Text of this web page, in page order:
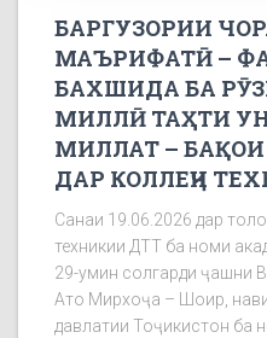
БАРГУЗОРИИ
МАЪРИФАТӢ –
БАХШИДА БА
МИЛЛӢ ТАҲТИ
МИЛЛАТ –
ДАР КОЛЛЕҶИ
Санаи 19.06.2026 дар
техникии ДТТ ба номи
29-умин солгарди ҷашни
Ато Мирхоҷа – Шоир,
давлатии Тоҷикистон ба